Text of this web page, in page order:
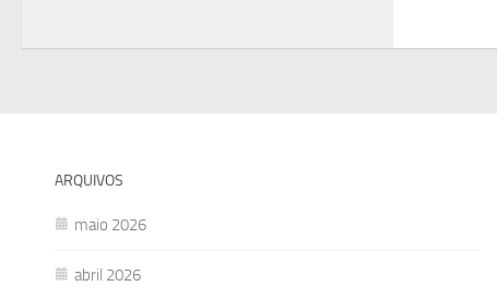
ARQUIVOS
maio 2026
abril 2026